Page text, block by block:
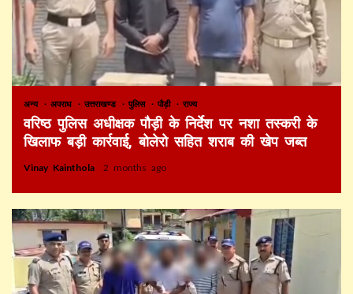
अन्य अपराध उत्तराखण्ड पुलिस पौड़ी राज्य
वरिष्ठ पुलिस अधीक्षक पौड़ी के निर्देश पर नशा तस्करी के
खिलाफ बड़ी कार्रवाई, बोलेरो सहित शराब की खेप जब्त
Vinay Kainthola 2 months ago